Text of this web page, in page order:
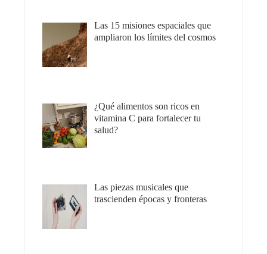
Las 15 misiones espaciales que
ampliaron los límites del cosmos
¿Qué alimentos son ricos en
vitamina C para fortalecer tu
salud?
Las piezas musicales que
trascienden épocas y fronteras